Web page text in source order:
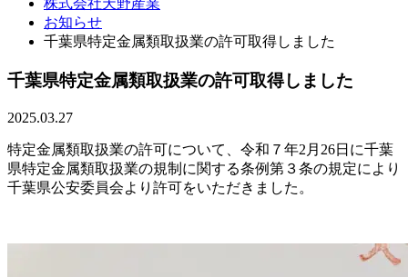
株式会社天野産業
お知らせ
千葉県特定金属類取扱業の許可取得しました
千葉県特定金属類取扱業の許可取得しました
2025.03.27
特定金属類取扱業の許可について、令和７年2月26日に千葉
県特定金属類取扱業の規制に関する条例第３条の規定により
千葉県公安委員会より許可をいただきました。